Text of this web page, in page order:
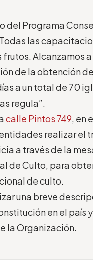
del Programa
las
Alcanzamos
de la obtención
a un total de 70
regula”.
calle Pintos 749, en
realizar el
a través de la
de Culto, para
de culto.
una breve
en el país
la Organización.